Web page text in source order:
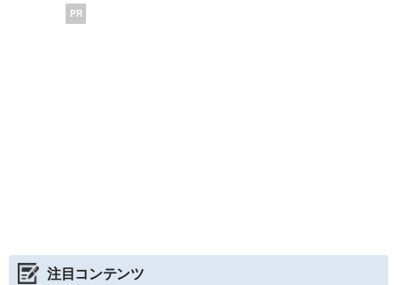
PR
注目コンテンツ